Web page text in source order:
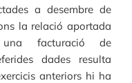
a desembre de
la relació aportada
una facturació de
dades resulta
anteriors hi ha